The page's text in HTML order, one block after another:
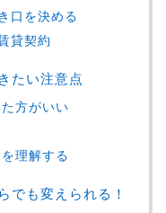
口を決める
貸契約
たい注意点
方がいい
理解する
でも変えられる！